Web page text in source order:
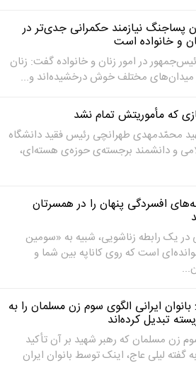
پساجنگ نیازمند حکمرانی جدی‌تر در
و خانواده است
در امور زنان و خانواده گفت: زنان
میدان‌های مختلف خوش درخشیده‌اند و...
که مأموریتش تمام نشد
محمّدمهدی طهرانچی رئیس فقید دانشگاه
و دانشمند برجسته‌ی حوزه‌ی هسته‌ای،
افسردگی پنهان را در همسرتان
در یک رابطه زناشویی، شبیه به «سومین
است که روی کاناپه بین شما و
ایرانی الگوی سوم زن مسلمان را به
تبدیل کرده‌اند
زن مسلمان که رهبر شهید بر آن تأکید
گفته لیلی عاج، اینک توسط بانوان ایران